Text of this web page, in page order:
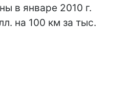
в январе 2010 г.
на 100 км за тыс.